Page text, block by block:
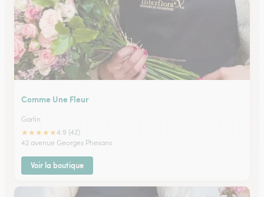
Comme Une Fleur
Garlin
★★★★★4.9 (42)
42 avenue Georges Phesans
Voir la boutique